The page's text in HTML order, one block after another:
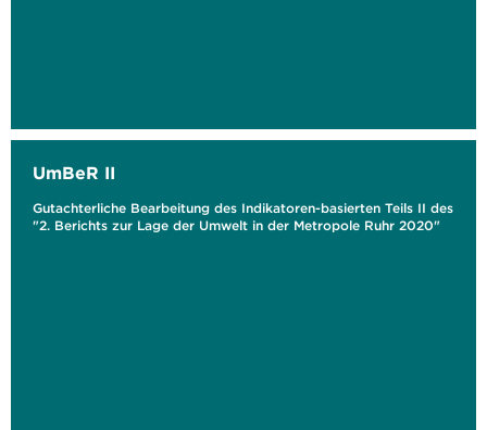
UmBeR II
Gutachterliche Bearbeitung des Indikatoren-basierten Teils II des
"2. Berichts zur Lage der Umwelt in der Metropole Ruhr 2020"